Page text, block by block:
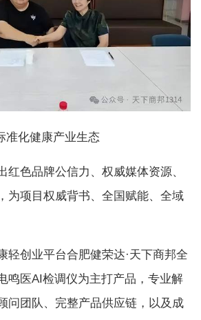
准化健康产业生态
红色品牌公信力、权威媒体资源、
为项目权威背书、全国赋能、全域
轻创业平台合肥健荣达·天下商邦全
鸣医AI检调仪为主打产品，专业解
问团队、完整产品供应链，以及成